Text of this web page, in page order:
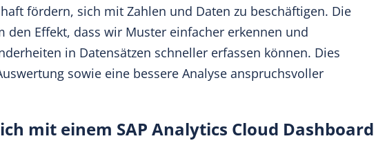
fördern, sich mit Zahlen und Daten zu beschäftigen. Die
den Effekt, dass wir Muster einfacher erkennen und
in Datensätzen schneller erfassen können. Dies
sowie eine bessere Analyse anspruchsvoller
mit einem SAP Analytics Cloud Dashboard